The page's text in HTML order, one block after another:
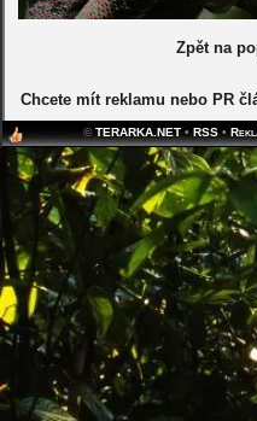
Zpět na
Chcete mít reklamu nebo PR
©TERARKA.NET• RSS•